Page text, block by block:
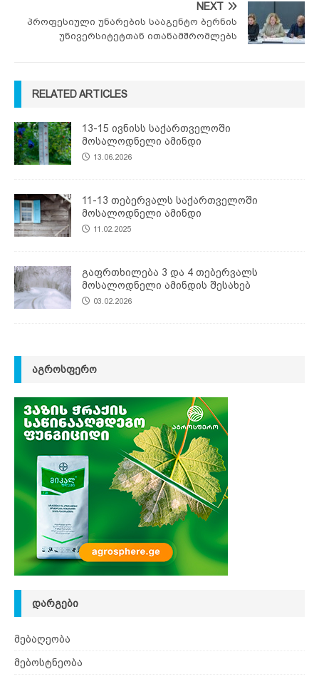
NEXT
პროფესიული უნარების სააგენტო ბერნის
უნივერსიტეტთან ითანამშრომლებს
RELATED ARTICLES
13-15 ივნისს საქართველოში
მოსალოდნელი ამინდი
13.06.2026
11-13 თებერვალს საქართველოში
მოსალოდნელი ამინდი
11.02.2025
გაფრთხილება 3 და 4 თებერვალს
მოსალოდნელი ამინდის შესახებ
03.02.2026
ᲐᲒᲠᲝᲡᲤᲔᲠᲝ
ᲓᲐᲠᲒᲔᲑᲘ
მებაღეობა
მებოსტნეობა